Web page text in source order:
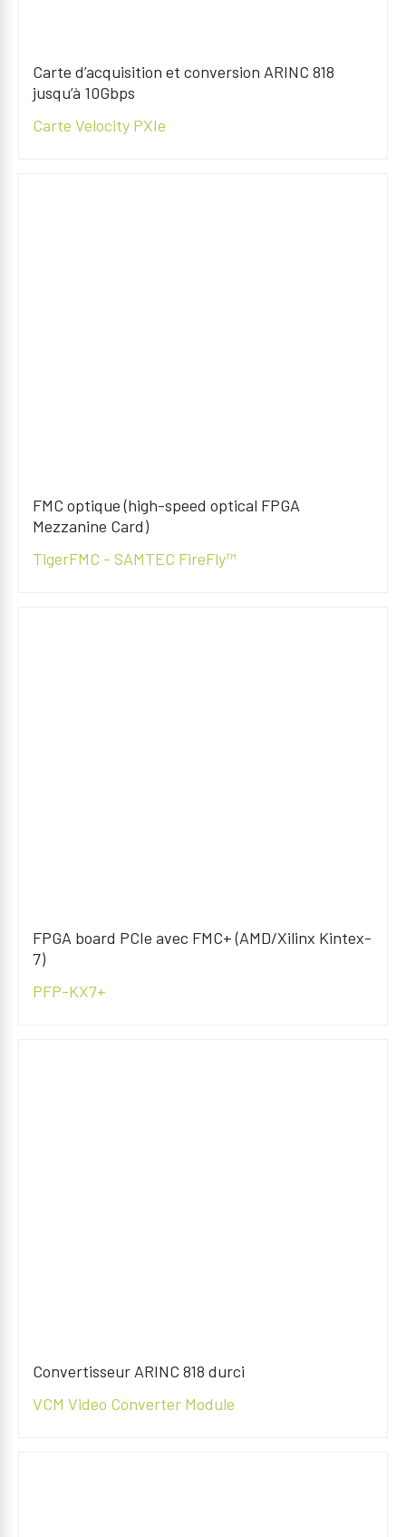
Carte d’acquisition et conversion ARINC 818
jusqu’à 10Gbps
Carte Velocity PXIe
FMC optique (high-speed optical FPGA
Mezzanine Card)
TigerFMC - SAMTEC FireFly™
FPGA board PCIe avec FMC+ (AMD/Xilinx Kintex-
7)
PFP-KX7+
Convertisseur ARINC 818 durci
VCM Video Converter Module